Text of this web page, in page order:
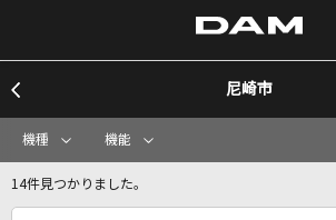
カラオケ検索
尼崎市
機種 機能
14件見つかりました。